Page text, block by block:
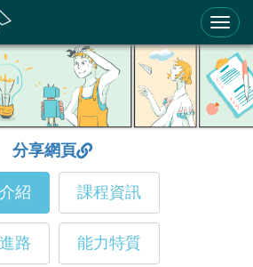
育才輔助系統
分享網頁
紹 課程資訊
路 能力特質